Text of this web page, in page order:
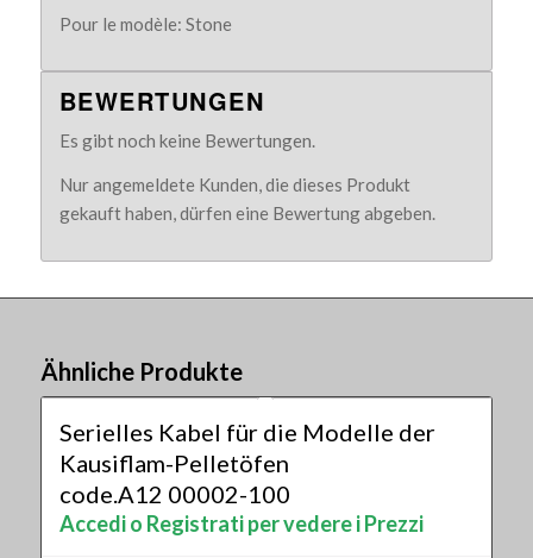
Pour le modèle: Stone
BEWERTUNGEN
Es gibt noch keine Bewertungen.
Nur angemeldete Kunden, die dieses Produkt
gekauft haben, dürfen eine Bewertung abgeben.
Ähnliche Produkte
Serielles Kabel für die Modelle der
Kausiflam-Pelletöfen
code.A12 00002-100
Accedi o Registrati per vedere i Prezzi